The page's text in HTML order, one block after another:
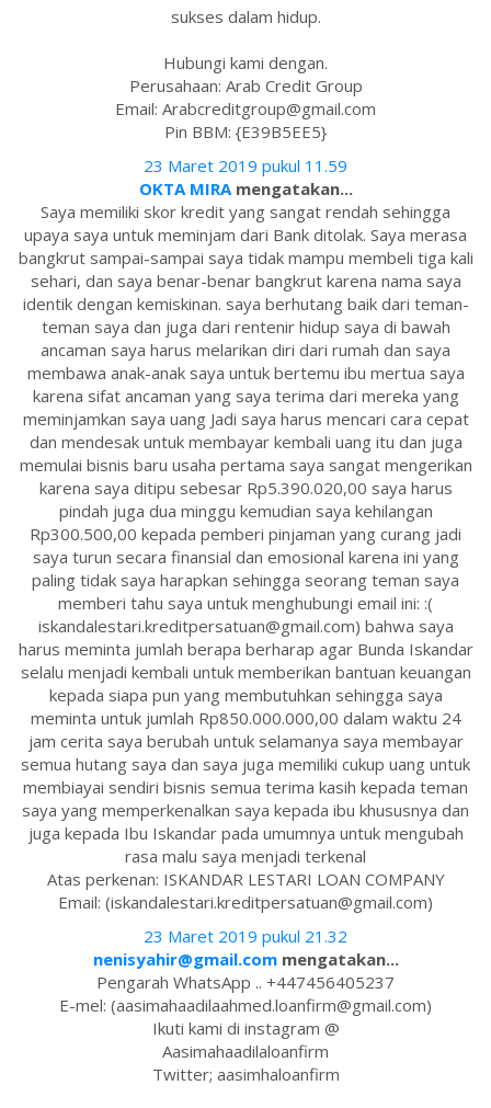
sukses dalam hidup.
Hubungi kami dengan.
Perusahaan: Arab Credit Group
Email: Arabcreditgroup@gmail.com
Pin BBM: {E39B5EE5}
23 Maret 2019 pukul 11.59
OKTA MIRAmengatakan...
Saya memiliki skor kredit yang sangat rendah sehingga
upaya saya untuk meminjam dari Bank ditolak. Saya merasa
bangkrut sampai-sampai saya tidak mampu membeli tiga kali
sehari, dan saya benar-benar bangkrut karena nama saya
identik dengan kemiskinan. saya berhutang baik dari teman-
teman saya dan juga dari rentenir hidup saya di bawah
ancaman saya harus melarikan diri dari rumah dan saya
membawa anak-anak saya untuk bertemu ibu mertua saya
karena sifat ancaman yang saya terima dari mereka yang
meminjamkan saya uang Jadi saya harus mencari cara cepat
dan mendesak untuk membayar kembali uang itu dan juga
memulai bisnis baru usaha pertama saya sangat mengerikan
karena saya ditipu sebesar Rp5.390.020,00 saya harus
pindah juga dua minggu kemudian saya kehilangan
Rp300.500,00 kepada pemberi pinjaman yang curang jadi
saya turun secara finansial dan emosional karena ini yang
paling tidak saya harapkan sehingga seorang teman saya
memberi tahu saya untuk menghubungi email ini: :(
iskandalestari.kreditpersatuan@gmail.com) bahwa saya
harus meminta jumlah berapa berharap agar Bunda Iskandar
selalu menjadi kembali untuk memberikan bantuan keuangan
kepada siapa pun yang membutuhkan sehingga saya
meminta untuk jumlah Rp850.000.000,00 dalam waktu 24
jam cerita saya berubah untuk selamanya saya membayar
semua hutang saya dan saya juga memiliki cukup uang untuk
membiayai sendiri bisnis semua terima kasih kepada teman
saya yang memperkenalkan saya kepada ibu khususnya dan
juga kepada Ibu Iskandar pada umumnya untuk mengubah
rasa malu saya menjadi terkenal
Atas perkenan: ISKANDAR LESTARI LOAN COMPANY
Email: (iskandalestari.kreditpersatuan@gmail.com)
23 Maret 2019 pukul 21.32
nenisyahir@gmail.commengatakan...
Pengarah WhatsApp .. +447456405237
E-mel: (aasimahaadilaahmed.loanfirm@gmail.com)
Ikuti kami di instagram @
Aasimahaadilaloanfirm
Twitter; aasimhaloanfirm